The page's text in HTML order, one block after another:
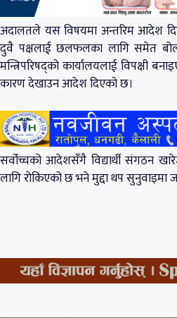
अदालतले यस विषयमा अन्तरिम आदेश दिने
दुवै पक्षलाई छलफलका लागि समेत
मन्त्रिपरिषद्को कार्यालयलाई विपक्षी
कारण देखाउन आदेश दिएको छ।
सर्वोच्चको आदेशसँगै विद्यार्थी संगठन
लागि रोकिएको छ भने मुद्दा थप सुनुवाइमा